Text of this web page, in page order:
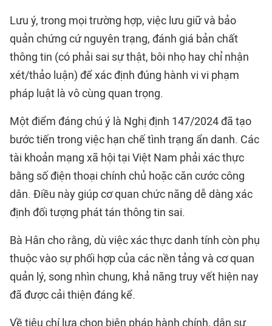
Lưu ý, trong mọi trường hợp, việc lưu giữ và bảo
quản chứng cứ nguyên trạng, đánh giá bản chất
thông tin (có phải sai sự thật, bôi nhọ hay chỉ nhận
xét/thảo luận) để xác định đúng hành vi vi phạm
pháp luật là vô cùng quan trọng.
Một điểm đáng chú ý là Nghị định 147/2024 đã tạo
bước tiến trong việc hạn chế tình trạng ẩn danh. Các
tài khoản mạng xã hội tại Việt Nam phải xác thực
bằng số điện thoại chính chủ hoặc căn cước công
dân. Điều này giúp cơ quan chức năng dễ dàng xác
định đối tượng phát tán thông tin sai.
Bà Hân cho rằng, dù việc xác thực danh tính còn phụ
thuộc vào sự phối hợp của các nền tảng và cơ quan
quản lý, song nhìn chung, khả năng truy vết hiện nay
đã được cải thiện đáng kể.
Về tiêu chí lựa chọn biện pháp hành chính, dân sự